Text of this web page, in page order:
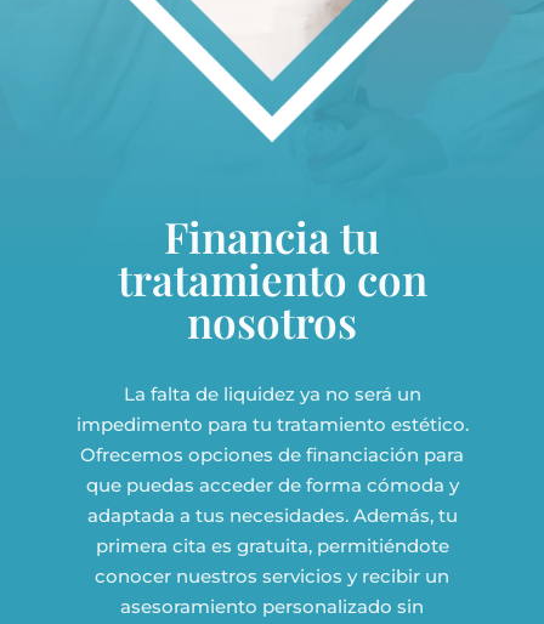
Financia tu
tratamiento con
nosotros
La falta de liquidez ya no será un
impedimento para tu tratamiento estético.
Ofrecemos opciones de financiación para
que puedas acceder de forma cómoda y
adaptada a tus necesidades. Además, tu
primera cita es gratuita, permitiéndote
conocer nuestros servicios y recibir un
asesoramiento personalizado sin